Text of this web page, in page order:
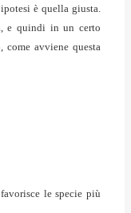
è quella giusta.
e quindi in un certo
come avviene questa
le specie più